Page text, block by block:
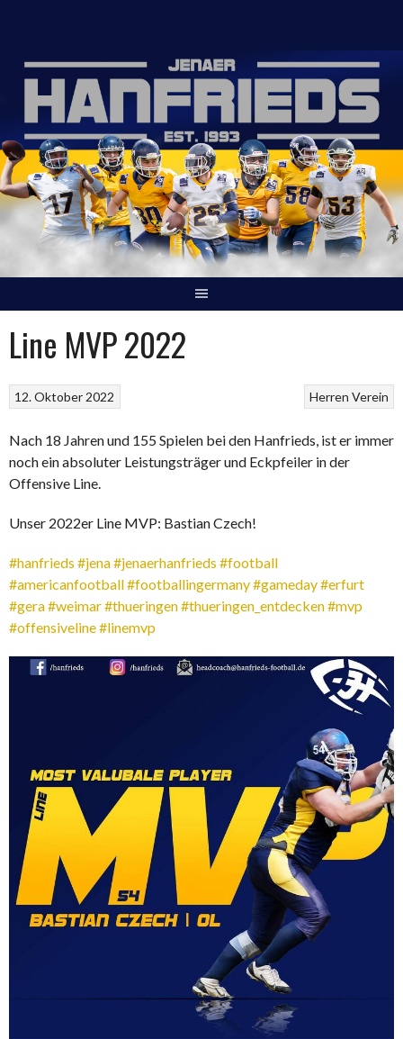
Line MVP 2022
Herren Verein
12. Oktober 2022
Nach 18 Jahren und 155 Spielen bei den Hanfrieds, ist er immer
noch ein absoluter Leistungsträger und Eckpfeiler in der
Offensive Line.
Unser 2022er Line MVP: Bastian Czech!
#hanfrieds #jena#jenaerhanfrieds #football
#americanfootball#footballingermany#gameday#erfurt
#gera#weimar#thueringen#thueringen_entdecken#mvp
#offensiveline#linemvp